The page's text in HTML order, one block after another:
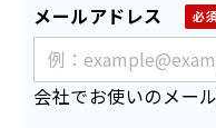
メールアドレス
会社でお使いのメー